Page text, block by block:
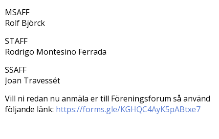
MSAFF
Rolf Björck
STAFF
Rodrigo Montesino Ferrada
SSAFF
Joan Travessét
Vill ni redan nu anmäla er till Föreningsforum så använd
följande länk: https://forms.gle/KGHQC4AyK5pABtxe7